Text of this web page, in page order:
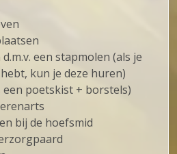
een stapmolen (als je
kun je deze huren)
poetskist + borstels)
bij de hoefsmid